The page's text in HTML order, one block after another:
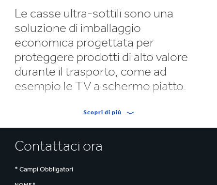
Le casse ultra-sottili sono una
soluzione di imballaggio
economica progettata per
proteggere prodotti di alto valore
durante il trasporto, come ad
esempio le TV a schermo piatto.
Di spessore compreso tra 80 e 100 mm, gli involucri
efficienza in termini di costi e di protezione.
Completamente personalizzabili, sono prodotti in
Scopri di più
Contattaci ora
* Campi Obbligatori